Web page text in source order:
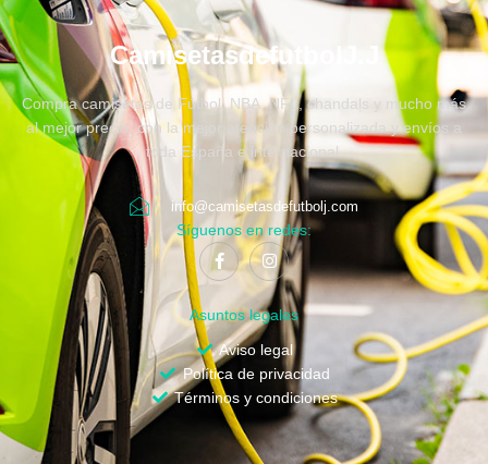
CamisetasdefutbolJ.J
Compra camisetas de Fútbol, NBA, NFL, chandals y mucho más
al mejor precio, con la mejor atención personalizada y envíos a
toda España e internacional.
info@camisetasdefutbolj.com
Síguenos en redes:
Asuntos legales
Aviso legal
Política de privacidad
Términos y condiciones